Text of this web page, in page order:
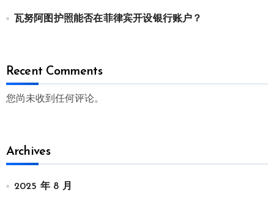
瓦努阿图护照能否在菲律宾开设银行账户？
Recent Comments
您尚未收到任何评论。
Archives
2025 年 8 月